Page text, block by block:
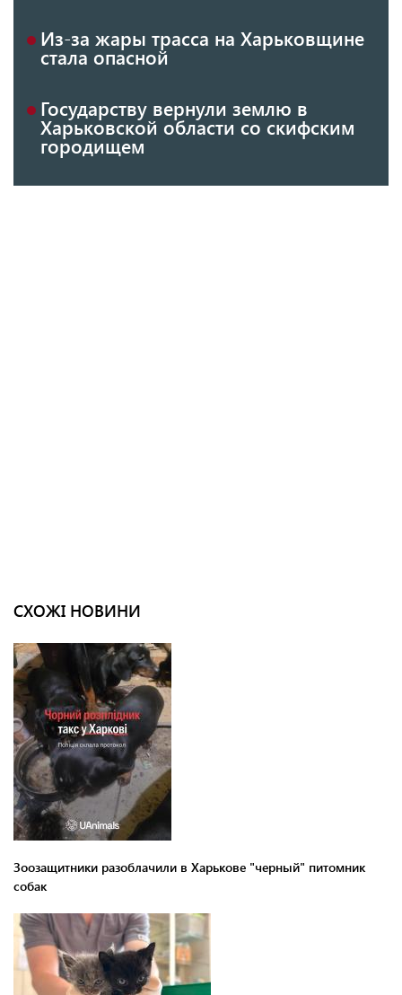
Из-за жары трасса на Харьковщине
стала опасной
Государству вернули землю в
Харьковской области со скифским
городищем
СХОЖІ НОВИНИ
Зоозащитники разоблачили в Харькове "черный" питомник
собак